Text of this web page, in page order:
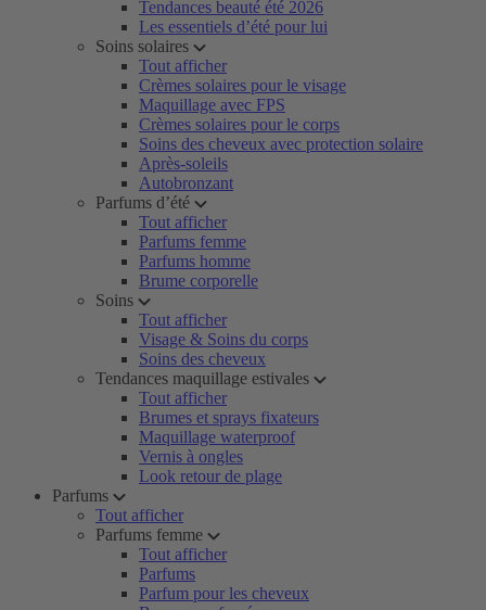
Tendances beauté été 2026
Les essentiels d’été pour lui
Soins solaires
Tout afficher
Crèmes solaires pour le visage
Maquillage avec FPS
Crèmes solaires pour le corps
Soins des cheveux avec protection solaire
Après-soleils
Autobronzant
Parfums d’été
Tout afficher
Parfums femme
Parfums homme
Brume corporelle
Soins
Tout afficher
Visage & Soins du corps
Soins des cheveux
Tendances maquillage estivales
Tout afficher
Brumes et sprays fixateurs
Maquillage waterproof
Vernis à ongles
Look retour de plage
Parfums
Tout afficher
Parfums femme
Tout afficher
Parfums
Parfum pour les cheveux